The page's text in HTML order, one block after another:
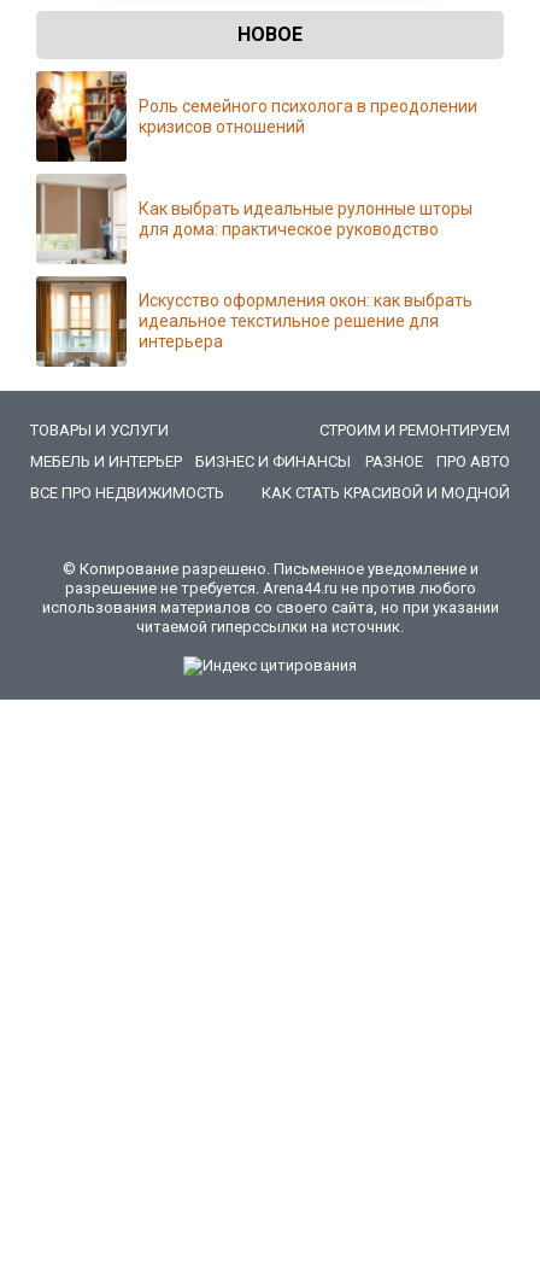
НОВОЕ
Роль семейного психолога в преодолении
кризисов отношений
Как выбрать идеальные рулонные шторы
для дома: практическое руководство
Искусство оформления окон: как выбрать
идеальное текстильное решение для
интерьера
ТОВАРЫ И УСЛУГИ
СТРОИМ И РЕМОНТИРУЕМ
МЕБЕЛЬ И ИНТЕРЬЕР
БИЗНЕС И ФИНАНСЫ РАЗНОЕ
ПРО АВТО
ВСЕ ПРО НЕДВИЖИМОСТЬ
КАК СТАТЬ КРАСИВОЙ И МОДНОЙ
© Копирование разрешено. Письменное уведомление и
разрешение не требуется. Arena44.ru не против любого
использования материалов со своего сайта, но при указании
читаемой гиперссылки на источник.